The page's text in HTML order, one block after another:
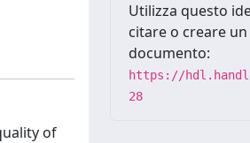
of
Utilizza questo
citare o creare
documento:
https://
28